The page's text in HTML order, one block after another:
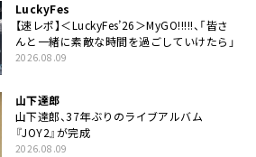
LuckyFes
【速レポ】＜LuckyFes’26＞MyGO!!!!!、「皆さ
んと一緒に素敵な時間を過ごしていけたら」
2026.08.09
山下達郎
山下達郎、37年ぶりのライブアルバム
『JOY2』が完成
2026.08.09